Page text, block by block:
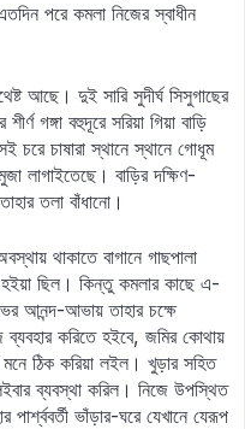
পরে কমলা নিজের স্বাধীন
আছে। দুই সারি সুদীর্ঘ সিসুগাছের
গঙ্গা বহুদূরে সরিয়া গিয়া বাড়ি
চরে চাষারা স্থানে স্থানে গোধূম
লাগাইতেছে। বাড়ির দক্ষিণ-
তলা বাঁধানো।
থাকাতে বাগানে গাছপালা
ছিল। কিন্তু কমলার কাছে এ-
আনন্দ-আভায় তাহার চক্ষে
করিতে হইবে, জমির কোথায়
ঠিক করিয়া লইল। খুড়ার সহিত
ব্যবস্থা করিল। নিজে উপস্থিত
পার্শ্ববর্তী ভাঁড়ার-ঘরে যেখানে যেরূপ